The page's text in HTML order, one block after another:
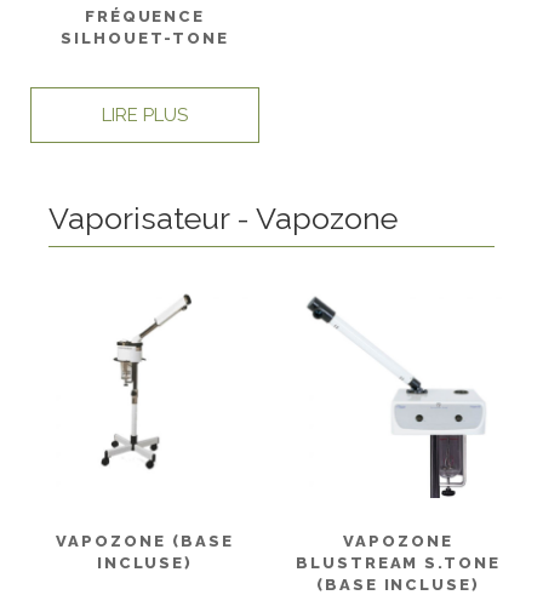
FRÉQUENCE
SILHOUET-TONE
LIRE PLUS
Vaporisateur - Vapozone
VAPOZONE (BASE
INCLUSE)
VAPOZONE
BLUSTREAM S.TONE
(BASE INCLUSE)